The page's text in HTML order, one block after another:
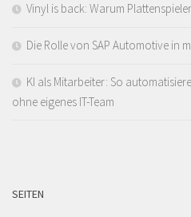
Vinyl is back: Warum
Die Rolle von SAP Automotive in
KI als Mitarbeiter: So
ohne eigenes IT-Team
SEITEN